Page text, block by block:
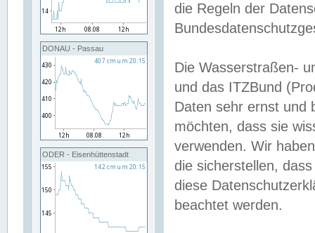
DONAU - Passau
ODER - Eisenhüttenstadt
die Regeln der
Die Wasserstraßen-
und das ITZBund
Daten sehr ernst und
möchten, dass sie
verwenden. Wir
die sicherstellen,
diese
beachtet werden.